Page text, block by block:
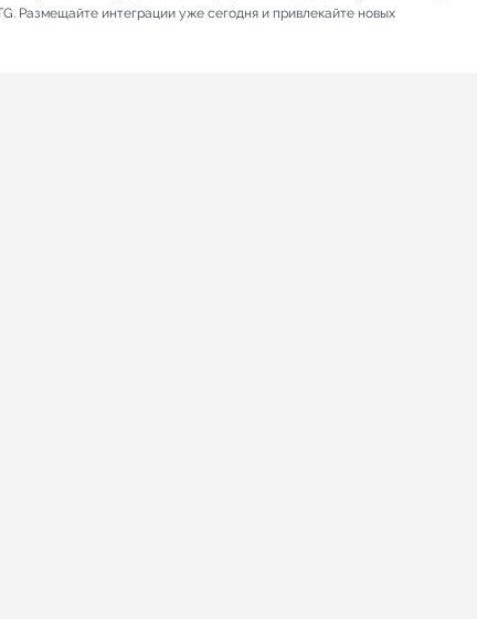
Размещайте интеграции уже сегодня и привлекайте новых